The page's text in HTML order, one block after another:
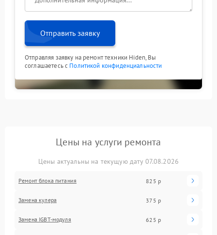
Отправить заявку
Отправляя заявку на ремонт техники Hiden, Вы
соглашаетесь с Политикой конфиденциальности
Цены на услуги ремонта
Цены актуальны на текущую дату 07.08.2026
Ремонт блока питания 825 р
Замена кулера 375 р
Замена IGBT-модуля 625 р